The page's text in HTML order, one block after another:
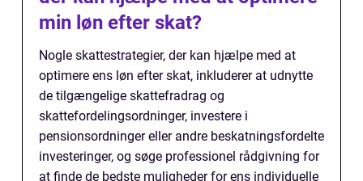
min løn efter skat?
Nogle skattestrategier, der kan hjælpe med at
optimere ens løn efter skat, inkluderer at udnytte
de tilgængelige skattefradrag og
skattefordelingsordninger, investere i
pensionsordninger eller andre beskatningsfordelte
investeringer, og søge professionel rådgivning for
at finde de bedste muligheder for ens individuelle